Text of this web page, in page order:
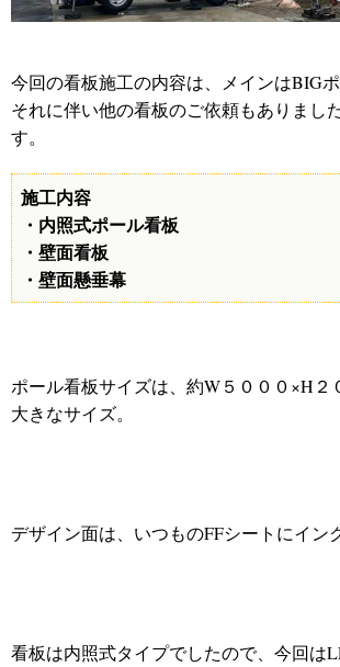
今回の看板施工の内容は、メインはBIGポ
それに伴い他の看板のご依頼もありまし
す。
施工内容
・内照式ポール看板
・壁面看板
・壁面懸垂幕
ポール看板サイズは、約W５０００×H２
大きなサイズ。
デザイン面は、いつものFFシートにイン
看板は内照式タイプでしたので、今回は